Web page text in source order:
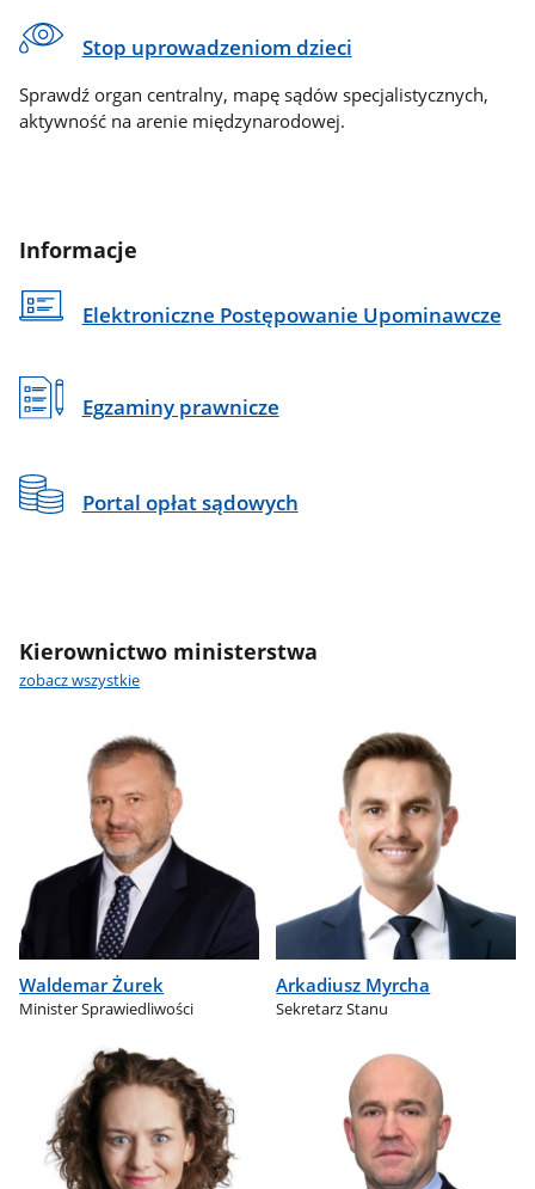
Stop uprowadzeniom dzieci
Sprawdź organ centralny, mapę sądów specjalistycznych,
aktywność na arenie międzynarodowej.
Informacje
Elektroniczne Postępowanie Upominawcze
Egzaminy prawnicze
Portal opłat sądowych
Kierownictwo ministerstwa
zobacz wszystkie
Waldemar Żurek
Minister Sprawiedliwości
Arkadiusz Myrcha
Sekretarz Stanu